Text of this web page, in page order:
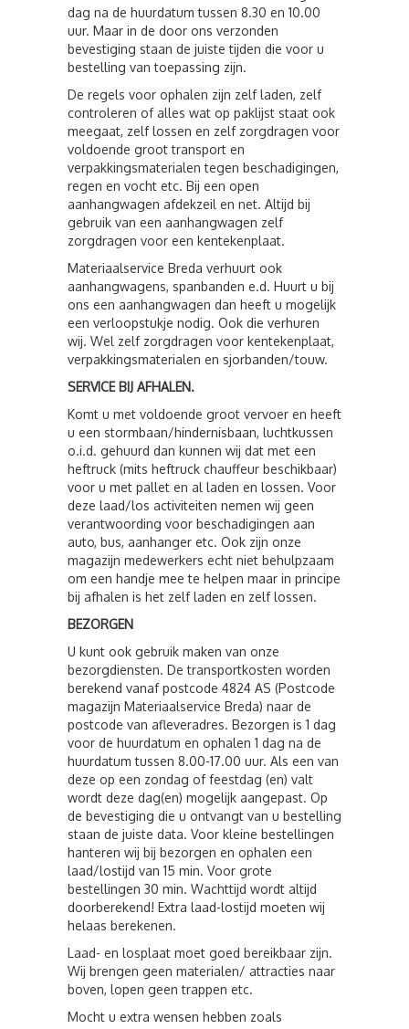
dag na de huurdatum tussen 8.30 en 10.00
uur. Maar in de door ons verzonden
bevestiging staan de juiste tijden die voor u
bestelling van toepassing zijn.
De regels voor ophalen zijn zelf laden, zelf
controleren of alles wat op paklijst staat ook
meegaat, zelf lossen en zelf zorgdragen voor
voldoende groot transport en
verpakkingsmaterialen tegen beschadigingen,
regen en vocht etc. Bij een open
aanhangwagen afdekzeil en net. Altijd bij
gebruik van een aanhangwagen zelf
zorgdragen voor een kentekenplaat.
Materiaalservice Breda verhuurt ook
aanhangwagens, spanbanden e.d. Huurt u bij
ons een aanhangwagen dan heeft u mogelijk
een verloopstukje nodig. Ook die verhuren
wij. Wel zelf zorgdragen voor kentekenplaat,
verpakkingsmaterialen en sjorbanden/touw.
SERVICE BIJ AFHALEN.
Komt u met voldoende groot vervoer en heeft
u een stormbaan/hindernisbaan, luchtkussen
o.i.d. gehuurd dan kunnen wij dat met een
heftruck (mits heftruck chauffeur beschikbaar)
voor u met pallet en al laden en lossen. Voor
deze laad/los activiteiten nemen wij geen
verantwoording voor beschadigingen aan
auto, bus, aanhanger etc. Ook zijn onze
magazijn medewerkers echt niet behulpzaam
om een handje mee te helpen maar in principe
bij afhalen is het zelf laden en zelf lossen.
BEZORGEN
U kunt ook gebruik maken van onze
bezorgdiensten. De transportkosten worden
berekend vanaf postcode 4824 AS (Postcode
magazijn Materiaalservice Breda) naar de
postcode van afleveradres. Bezorgen is 1 dag
voor de huurdatum en ophalen 1 dag na de
huurdatum tussen 8.00-17.00 uur. Als een van
deze op een zondag of feestdag (en) valt
wordt deze dag(en) mogelijk aangepast. Op
de bevestiging die u ontvangt van u bestelling
staan de juiste data. Voor kleine bestellingen
hanteren wij bij bezorgen en ophalen een
laad/lostijd van 15 min. Voor grote
bestellingen 30 min. Wachttijd wordt altijd
doorberekend! Extra laad-lostijd moeten wij
helaas berekenen.
Laad- en losplaat moet goed bereikbaar zijn.
Wij brengen geen materialen/ attracties naar
boven, lopen geen trappen etc.
Mocht u extra wensen hebben zoals